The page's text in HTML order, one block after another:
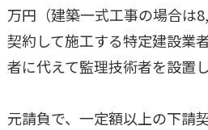
万円（建築一式工事の場合は
契約して施工する特定建設業
者に代えて監理技術者を設置
元請負で、一定額以上の下請